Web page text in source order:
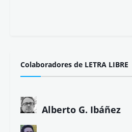
Colaboradores de LETRA LIBRE
Alberto G. Ibáñez